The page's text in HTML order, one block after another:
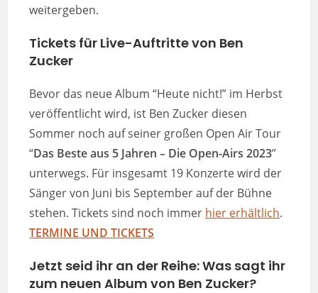
weitergeben.
Tickets für Live-Auftritte von Ben
Zucker
Bevor das neue Album “Heute nicht!” im Herbst
veröffentlicht wird, ist Ben Zucker diesen
Sommer noch auf seiner großen Open Air Tour
“Das Beste aus 5 Jahren – Die Open-Airs 2023”
unterwegs. Für insgesamt 19 Konzerte wird der
Sänger von Juni bis September auf der Bühne
stehen. Tickets sind noch immer hier erhältlich.
TERMINE UND TICKETS
Jetzt seid ihr an der Reihe: Was sagt ihr
zum neuen Album von Ben Zucker?